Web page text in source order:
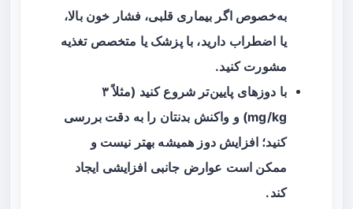
به‌خصوص اگر بیماری قلبی، فشار خون بالا،
یا اضطراب دارید، با پزشک یا متخصص تغذیه
مشورت کنید.
با دوزهای پایین‌تر
شروع کنید (مثلاً ۳
mg/kg) و واکنش بدنتان را به دقت بررسی
کنید؛ افزایش دوز همیشه بهتر نیست و
ممکن است عوارض جانبی افزایشی ایجاد
کند.